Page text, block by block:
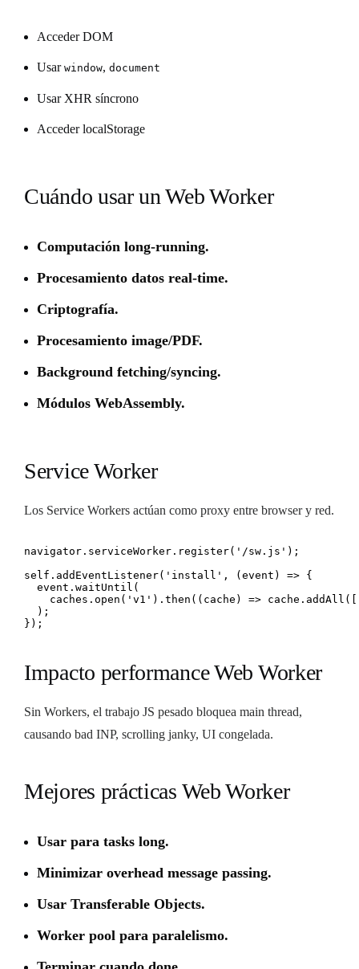
Acceder DOM
Usar window, document
Usar XHR síncrono
Acceder localStorage
Cuándo usar un Web Worker
Computación long-running.
Procesamiento datos real-time.
Criptografía.
Procesamiento image/PDF.
Background fetching/syncing.
Módulos WebAssembly.
Service Worker
Los Service Workers actúan como proxy entre browser y red.
navigator.serviceWorker.register('/sw.js');
self.addEventListener('install', (event) => {
  event.waitUntil(
caches.open('v1').then((cache) =>
  );
});
Impacto performance Web Worker
Sin Workers, el trabajo JS pesado bloquea main thread,
causando bad INP, scrolling janky, UI congelada.
Mejores prácticas Web Worker
Usar para tasks long.
Minimizar overhead message passing.
Usar Transferable Objects.
Worker pool para paralelismo.